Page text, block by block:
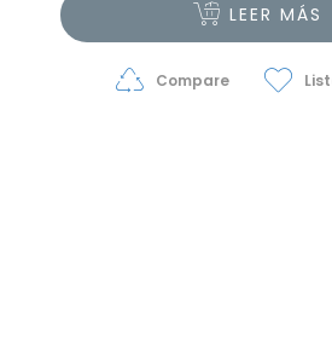
LEER MÁS
Compare